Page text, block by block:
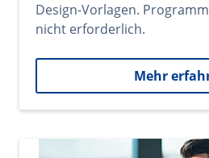
Design-Vorlagen.
nicht erforderlich.
Mehr